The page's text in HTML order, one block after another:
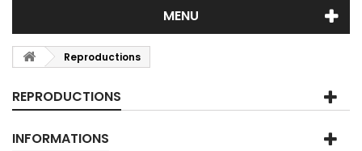
MENU
Reproductions
REPRODUCTIONS
INFORMATIONS